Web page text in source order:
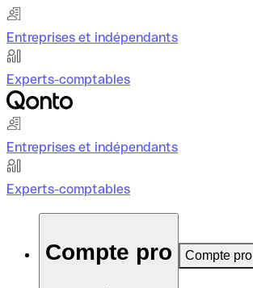
Entreprises et indépendants
Experts-comptables
Entreprises et indépendants
Experts-comptables
Compte pro Compte pro